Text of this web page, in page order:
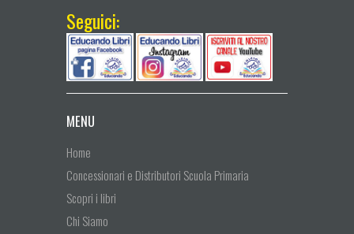
Seguici:
MENU
Home
Concessionari e Distributori Scuola Primaria
Scopri i libri
Chi Siamo